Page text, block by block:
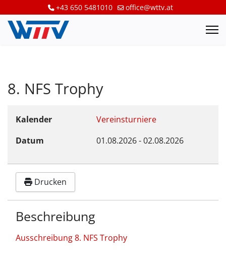
+43 650 5481010 office@wttv.at
8. NFS Trophy
Kalender
Vereinsturniere
Datum
01.08.2026-02.08.2026
Drucken
Beschreibung
Ausschreibung 8. NFS Trophy